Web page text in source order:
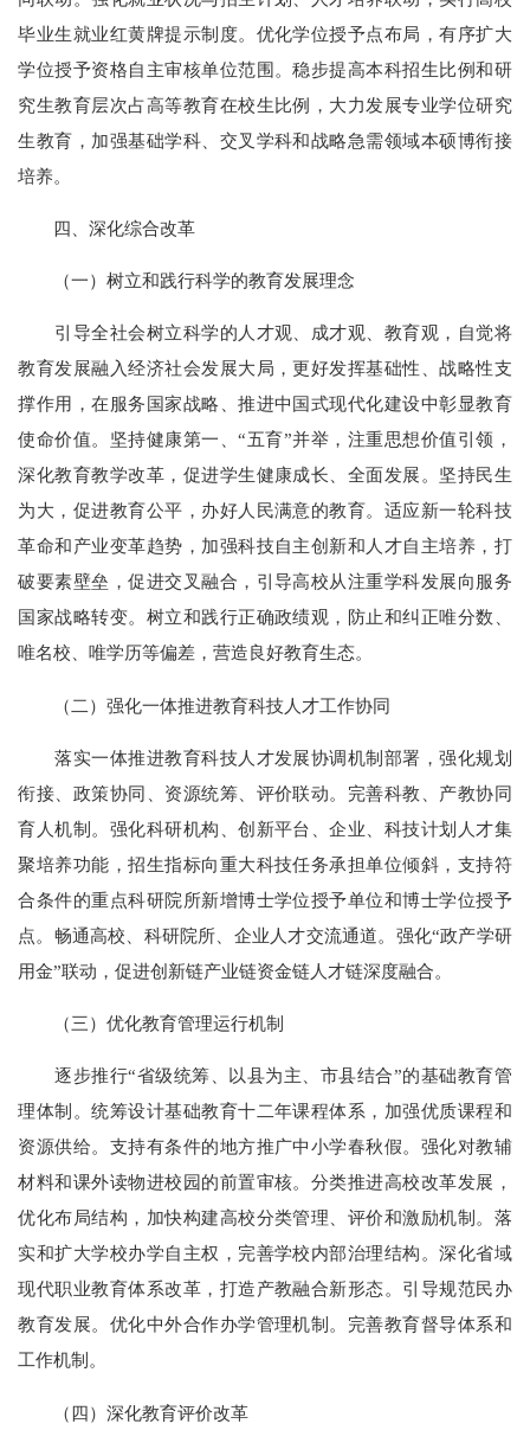
毕业生就业红黄牌提示制度。优化学位授予点布局，有序扩大
学位授予资格自主审核单位范围。稳步提高本科招生比例和研
究生教育层次占高等教育在校生比例，大力发展专业学位研究
生教育，加强基础学科、交叉学科和战略急需领域本硕博衔接
培养。
四、深化综合改革
（一）树立和践行科学的教育发展理念
引导全社会树立科学的人才观、成才观、教育观，自觉将
教育发展融入经济社会发展大局，更好发挥基础性、战略性支
撑作用，在服务国家战略、推进中国式现代化建设中彰显教育
使命价值。坚持健康第一、“五育”并举，注重思想价值引领，
深化教育教学改革，促进学生健康成长、全面发展。坚持民生
为大，促进教育公平，办好人民满意的教育。适应新一轮科技
革命和产业变革趋势，加强科技自主创新和人才自主培养，打
破要素壁垒，促进交叉融合，引导高校从注重学科发展向服务
国家战略转变。树立和践行正确政绩观，防止和纠正唯分数、
唯名校、唯学历等偏差，营造良好教育生态。
（二）强化一体推进教育科技人才工作协同
落实一体推进教育科技人才发展协调机制部署，强化规划
衔接、政策协同、资源统筹、评价联动。完善科教、产教协同
育人机制。强化科研机构、创新平台、企业、科技计划人才集
聚培养功能，招生指标向重大科技任务承担单位倾斜，支持符
合条件的重点科研院所新增博士学位授予单位和博士学位授予
点。畅通高校、科研院所、企业人才交流通道。强化“政产学研
用金”联动，促进创新链产业链资金链人才链深度融合。
（三）优化教育管理运行机制
逐步推行“省级统筹、以县为主、市县结合”的基础教育管
理体制。统筹设计基础教育十二年课程体系，加强优质课程和
资源供给。支持有条件的地方推广中小学春秋假。强化对教辅
材料和课外读物进校园的前置审核。分类推进高校改革发展，
优化布局结构，加快构建高校分类管理、评价和激励机制。落
实和扩大学校办学自主权，完善学校内部治理结构。深化省域
现代职业教育体系改革，打造产教融合新形态。引导规范民办
教育发展。优化中外合作办学管理机制。完善教育督导体系和
工作机制。
（四）深化教育评价改革